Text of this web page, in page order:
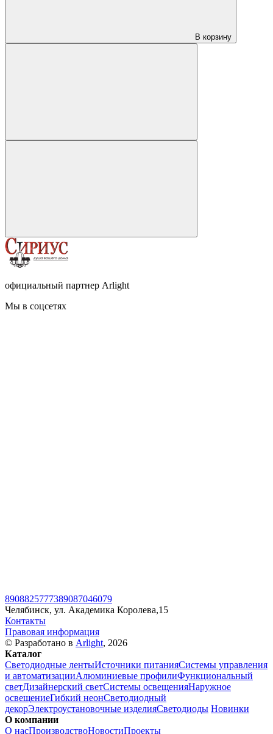
В корзину
официальный партнер Arlight
Мы в соцсетях
8908825777389087046079
Челябинск, ул. Академика Королева,15
Контакты
Правовая информация
© Разработано в Arlight, 2026
Каталог
Светодиодные лентыИсточники питанияСистемы управления
и автоматизацииАлюминиевые профилиФункциональный
светДизайнерский светСистемы освещенияНаружное
освещениеГибкий неонСветодиодный
декорЭлектроустановочные изделияСветодиоды Новинки
О компании
О насПроизводствоНовостиПроекты